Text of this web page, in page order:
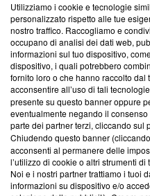
Questa sezione offre
News, sui nostri processi
creare news di qualità.
‘Trust Project - News with
ancora membro del
parte; Trust Project non ha
conformità agli standard.
Su di noi
Team editoriale
Corporate
Utilizziamo i cookie e tecnologie
personalizzato rispetto alle tue
nostro traffico. Raccogliamo e
occupano di analisi dei dati web,
informazioni sul tuo dispositivo,
dispositivo, i quali potrebbero
fornito loro o che hanno raccolto dal
acconsentire all’uso di tali
presente su questo banner oppure
eventualmente negando il
parte dei partner terzi, cliccando sul
Chiudendo questo banner
acconsenti al permanere delle
l’utilizzo di cookie o altri strumenti
Noi e i nostri partner trattiamo i tuoi
informazioni su dispositivo e/o